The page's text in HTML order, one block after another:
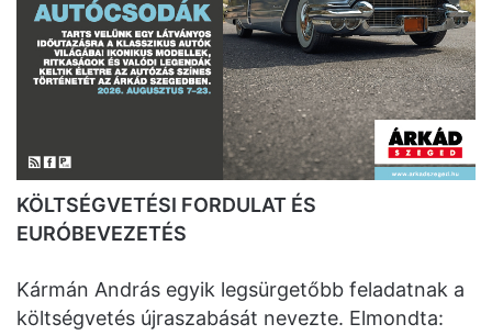
KÖLTSÉGVETÉSI FORDULAT ÉS
EURÓBEVEZETÉS
Kármán András egyik legsürgetőbb feladatnak a
költségvetés újraszabását nevezte. Elmondta: